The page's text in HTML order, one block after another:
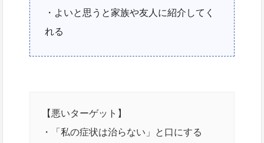
・よいと思うと家族や友人に紹介してく
れる
【悪いターゲット】
・「私の症状は治らない」と口にする